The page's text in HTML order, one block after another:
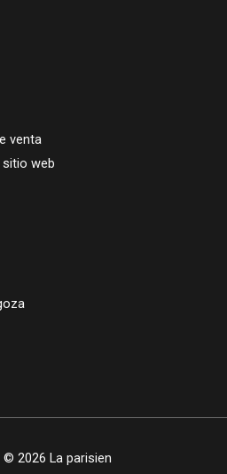
venta
sitio web
© 2026 La parisien